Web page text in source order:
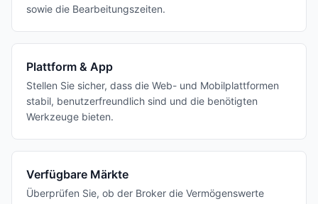
sowie die Bearbeitungszeiten.
Plattform & App
Stellen Sie sicher, dass die Web- und Mobilplattformen
stabil, benutzerfreundlich sind und die benötigten
Werkzeuge bieten.
Verfügbare Märkte
Überprüfen Sie, ob der Broker die Vermögenswerte